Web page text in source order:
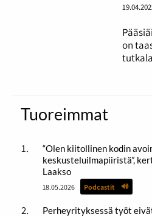
on
Tuoreimmat
“Olen kiitollinen kodin
keskusteluilmapiiristä”,
Laakso
18.05.2026 Podcastit
Perheyrityksessä työt